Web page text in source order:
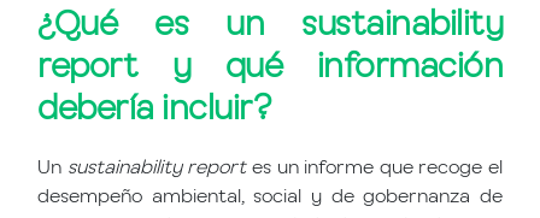
¿Qué es un sustainability
report y qué información
debería incluir?
Un sustainability reportes un informe que recoge el
desempeño ambiental, social y de gobernanza de